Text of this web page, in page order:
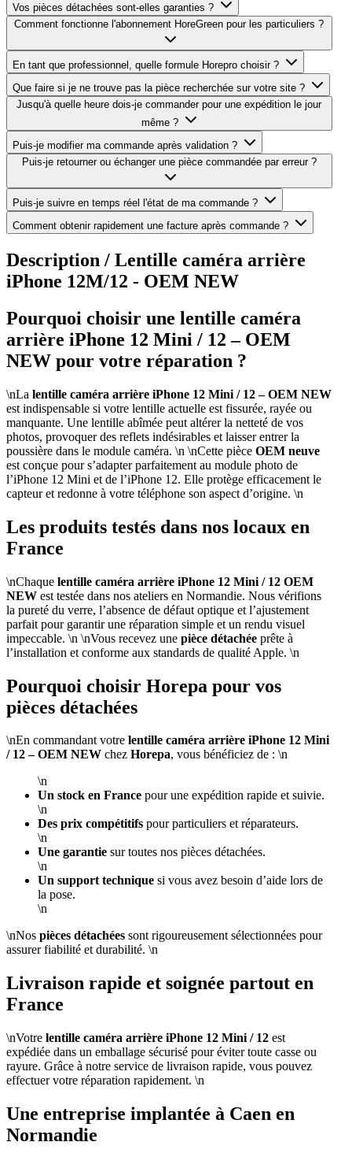
Vos pièces détachées sont-elles garanties ?
Comment fonctionne l'abonnement HoreGreen pour les particuliers ?
En tant que professionnel, quelle formule Horepro choisir ?
Que faire si je ne trouve pas la pièce recherchée sur votre site ?
Jusqu'à quelle heure dois-je commander pour une expédition le jour
même ?
Puis-je modifier ma commande après validation ?
Puis-je retourner ou échanger une pièce commandée par erreur ?
Puis-je suivre en temps réel l'état de ma commande ?
Comment obtenir rapidement une facture après commande ?
Description / Lentille caméra arrière
iPhone 12M/12 - OEM NEW
Pourquoi choisir une lentille caméra
arrière iPhone 12 Mini / 12 – OEM
NEW pour votre réparation ?
\nLa lentille caméra arrière iPhone 12 Mini / 12 – OEM NEW
est indispensable si votre lentille actuelle est fissurée, rayée ou
manquante. Une lentille abîmée peut altérer la netteté de vos
photos, provoquer des reflets indésirables et laisser entrer la
poussière dans le module caméra. \n \nCette pièce OEM neuve
est conçue pour s’adapter parfaitement au module photo de
l’iPhone 12 Mini et de l’iPhone 12. Elle protège efficacement le
capteur et redonne à votre téléphone son aspect d’origine. \n
Les produits testés dans nos locaux en
France
\nChaque lentille caméra arrière iPhone 12 Mini / 12 OEM
NEW est testée dans nos ateliers en Normandie. Nous vérifions
la pureté du verre, l’absence de défaut optique et l’ajustement
parfait pour garantir une réparation simple et un rendu visuel
impeccable. \n \nVous recevez une pièce détachée prête à
l’installation et conforme aux standards de qualité Apple. \n
Pourquoi choisir Horepa pour vos
pièces détachées
\nEn commandant votre lentille caméra arrière iPhone 12 Mini
/ 12 – OEM NEW chez Horepa, vous bénéficiez de : \n
\n
Un stock en France pour une expédition rapide et suivie.
\n
Des prix compétitifs pour particuliers et réparateurs.
\n
Une garantie sur toutes nos pièces détachées.
\n
Un support technique si vous avez besoin d’aide lors de
la pose.
\n
\nNos pièces détachées sont rigoureusement sélectionnées pour
assurer fiabilité et durabilité. \n
Livraison rapide et soignée partout en
France
\nVotre lentille caméra arrière iPhone 12 Mini / 12 est
expédiée dans un emballage sécurisé pour éviter toute casse ou
rayure. Grâce à notre service de livraison rapide, vous pouvez
effectuer votre réparation rapidement. \n
Une entreprise implantée à Caen en
Normandie